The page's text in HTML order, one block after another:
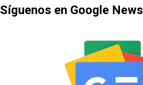
Síguenos en Google News